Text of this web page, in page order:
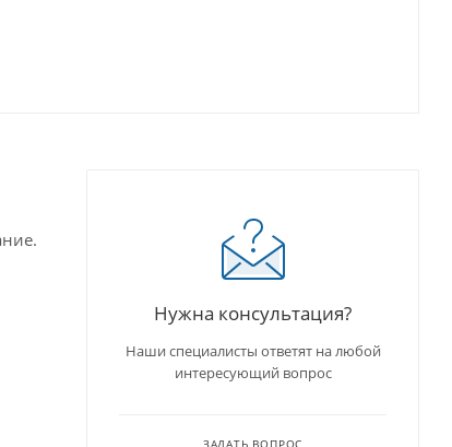
Нужна консультация?
Наши специалисты ответят на любой
интересующий вопрос
ЗАДАТЬ ВОПРОС